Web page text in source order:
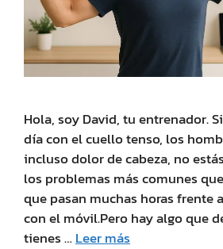
Hola, soy David, tu entrenador.
día con el cuello tenso, los
incluso dolor de cabeza, no
los problemas más comunes
que pasan muchas horas frente
con el móvil.Pero hay algo que
tienes … Leer más